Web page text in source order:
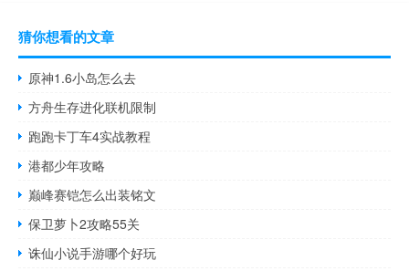
猜你想看的文章
原神1.6小岛怎么去
方舟生存进化联机限制
跑跑卡丁车4实战教程
港都少年攻略
巅峰赛铠怎么出装铭文
保卫萝卜2攻略55关
诛仙小说手游哪个好玩